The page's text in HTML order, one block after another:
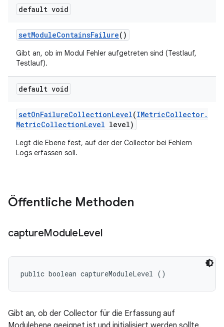
default void
setModuleContainsFailure()
Gibt an, ob im Modul Fehler aufgetreten sind (Testlauf,
Testlauf).
default void
setOnFailureCollectionLevel(IMetricCollector.
MetricCollectionLevel level)
Legt die Ebene fest, auf der der Collector bei Fehlern
Logs erfassen soll.
Öffentliche Methoden
captureModuleLevel
public boolean captureModuleLevel ()
Gibt an, ob der Collector für die Erfassung auf